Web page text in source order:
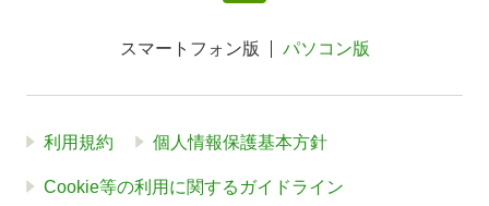
スマートフォン版 パソコン版
利用規約 個人情報保護基本方針
Cookie等の利用に関するガイドライン